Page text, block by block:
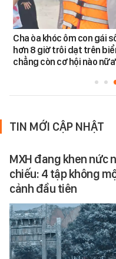
Cha òa khóc ôm con gái
hơn 8 giờ trôi dạt trên
chẳng còn cơ hội nào
TIN MỚI CẬP NHẬT
MXH đang khen nức
chiếu: 4 tập không
cảnh đầu tiên